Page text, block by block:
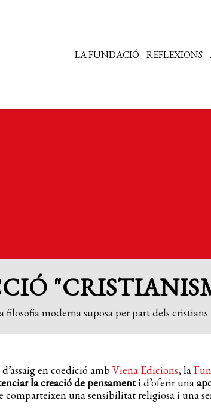
LA FUNDACIÓ REFLEXIONS
filosofia moderna suposa per part dels
en coedició ambViena Edicions, la
la creació de pensamenti d’oferir una
comparteixen una sensibilitat religiosa i una